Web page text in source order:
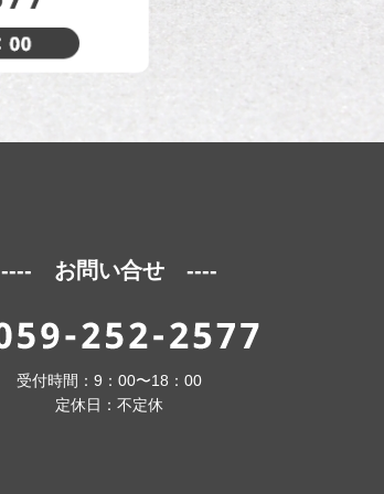
---- お問い合せ ----
受付時間：9：00〜18：00
定休日：不定休